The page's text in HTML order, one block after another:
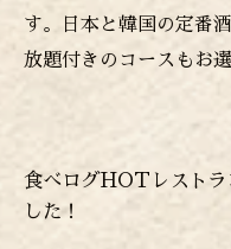
す。日本と韓国の定番
放題付きのコースもお
食べログHOTレストラ
した！